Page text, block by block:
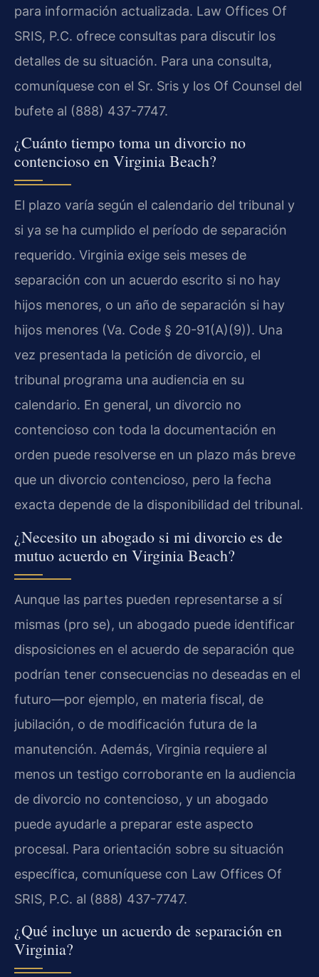
para información actualizada. Law Offices Of
SRIS, P.C. ofrece consultas para discutir los
detalles de su situación. Para una consulta,
comuníquese con el Sr. Sris y los Of Counsel del
bufete al (888) 437-7747.
¿Cuánto tiempo toma un divorcio no
contencioso en Virginia Beach?
El plazo varía según el calendario del tribunal y
si ya se ha cumplido el período de separación
requerido. Virginia exige seis meses de
separación con un acuerdo escrito si no hay
hijos menores, o un año de separación si hay
hijos menores (Va. Code § 20-91(A)(9)). Una
vez presentada la petición de divorcio, el
tribunal programa una audiencia en su
calendario. En general, un divorcio no
contencioso con toda la documentación en
orden puede resolverse en un plazo más breve
que un divorcio contencioso, pero la fecha
exacta depende de la disponibilidad del tribunal.
¿Necesito un abogado si mi divorcio es de
mutuo acuerdo en Virginia Beach?
Aunque las partes pueden representarse a sí
mismas (pro se), un abogado puede identificar
disposiciones en el acuerdo de separación que
podrían tener consecuencias no deseadas en el
futuro—por ejemplo, en materia fiscal, de
jubilación, o de modificación futura de la
manutención. Además, Virginia requiere al
menos un testigo corroborante en la audiencia
de divorcio no contencioso, y un abogado
puede ayudarle a preparar este aspecto
procesal. Para orientación sobre su situación
específica, comuníquese con Law Offices Of
SRIS, P.C. al (888) 437-7747.
¿Qué incluye un acuerdo de separación en
Virginia?